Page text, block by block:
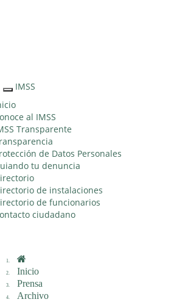
Interruptor
de
Navegación
IMSS
al IMSS
Transparente
de Datos Personales
tu denuncia
de instalaciones
de funcionarios
ciudadano
Inicio
Prensa
Archivo